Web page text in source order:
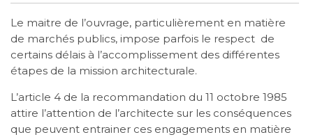
Le maitre de l’ouvrage, particulièrement en matière
de marchés publics, impose parfois le respect de
certains délais à l’accomplissement des différentes
étapes de la mission architecturale.
L’article 4 de la recommandation du 11 octobre 1985
attire l’attention de l’architecte sur les conséquences
que peuvent entrainer ces engagements en matière